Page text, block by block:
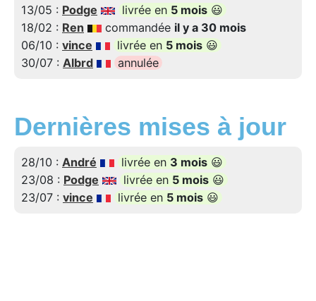
13/05 : Podge livrée en 5 mois 😃
18/02 : Ren commandée il y a 30 mois
06/10 : vince livrée en 5 mois 😃
30/07 : Albrd annulée
Dernières mises à jour
28/10 : André livrée en 3 mois 😃
23/08 : Podge livrée en 5 mois 😃
23/07 : vince livrée en 5 mois 😃